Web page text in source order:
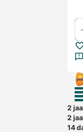
2
2
14